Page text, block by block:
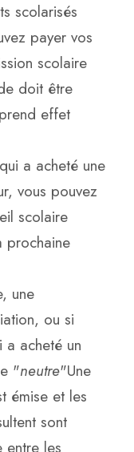
scolarisés
payer vos
scolaire
doit être
effet
a acheté une
vous pouvez
scolaire
prochaine
une
ou si
a acheté un
"neutre"Une
émise et les
sont
entre les